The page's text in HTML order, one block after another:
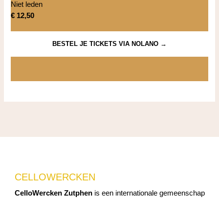
Niet leden
€ 12,50
BESTEL JE TICKETS VIA NOLANO →
CELLOWERCKEN
CelloWercken Zutphen is een internationale gemeenschap